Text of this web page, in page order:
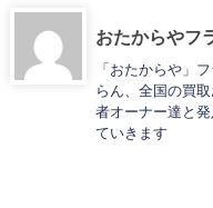
おたからやフ
「おたからや」
らん、全国の買
者オーナー達と
ていきます